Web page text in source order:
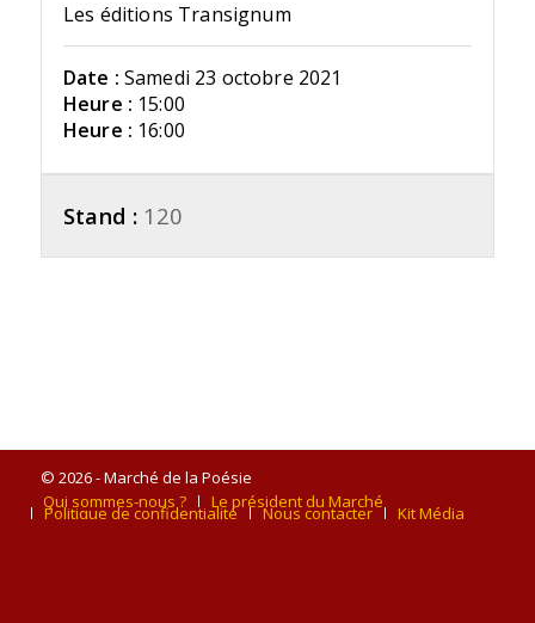
Les éditions Transignum
Date : Samedi 23 octobre 2021
Heure : 15:00
Heure : 16:00
Stand : 120
© 2026 - Marché de la Poésie
Qui sommes-nous ?
Le président du Marché
Politique de confidentialité Nous contacter Kit Média